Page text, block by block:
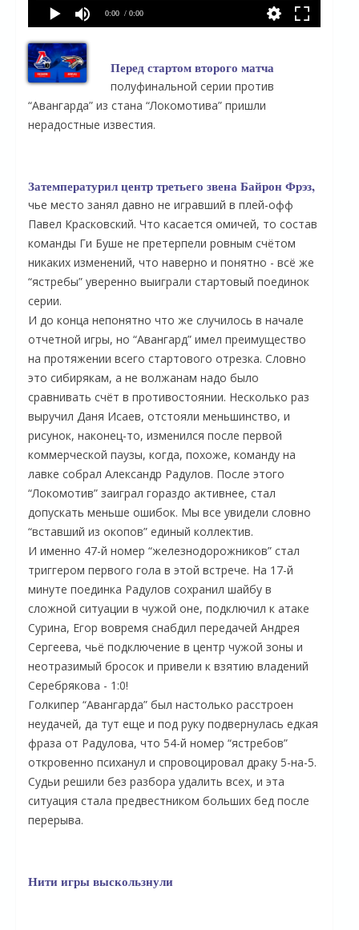
0:00 / 0:00
Перед стартом второго матча
полуфинальной серии против
“Авангарда” из стана “Локомотива” пришли
нерадостные известия.
Затемпературил центр третьего звена Байрон Фрэз,
чье место занял давно не игравший в плей-офф
Павел Красковский. Что касается омичей, то состав
команды Ги Буше не претерпели ровным счётом
никаких изменений, что наверно и понятно - всё же
“ястребы” уверенно выиграли стартовый поединок
серии.
И до конца непонятно что же случилось в начале
отчетной игры, но “Авангард” имел преимущество
на протяжении всего стартового отрезка. Словно
это сибирякам, а не волжанам надо было
сравнивать счёт в противостоянии. Несколько раз
выручил Даня Исаев, отстояли меньшинство, и
рисунок, наконец-то, изменился после первой
коммерческой паузы, когда, похоже, команду на
лавке собрал Александр Радулов. После этого
“Локомотив” заиграл гораздо активнее, стал
допускать меньше ошибок. Мы все увидели словно
“вставший из окопов” единый коллектив.
И именно 47-й номер “железнодорожников” стал
триггером первого гола в этой встрече. На 17-й
минуте поединка Радулов сохранил шайбу в
сложной ситуации в чужой оне, подключил к атаке
Сурина, Егор вовремя снабдил передачей Андрея
Сергеева, чьё подключение в центр чужой зоны и
неотразимый бросок и привели к взятию владений
Серебрякова - 1:0!
Голкипер “Авангарда” был настолько расстроен
неудачей, да тут еще и под руку подвернулась едкая
фраза от Радулова, что 54-й номер “ястребов”
откровенно психанул и спровоцировал драку 5-на-5.
Судьи решили без разбора удалить всех, и эта
ситуация стала предвестником больших бед после
перерыва.
Нити игры выскользнули